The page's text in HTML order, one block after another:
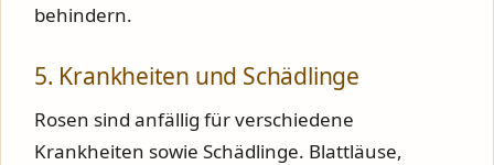
behindern.
5. Krankheiten und Schädlinge
Rosen sind anfällig für verschiedene
Krankheiten sowie Schädlinge. Blattläuse,